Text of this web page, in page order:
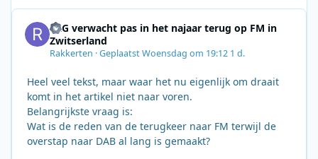
SRG verwacht pas in het najaar terug op FM in
Zwitserland
Rakkerten ·GeplaatstWoensdag om 19:12 1 d.
Heel veel tekst, maar waar het nu eigenlijk om draait
komt in het artikel niet naar voren.
Belangrijkste vraag is:
Wat is de reden van de terugkeer naar FM terwijl de
overstap naar DAB al lang is gemaakt?